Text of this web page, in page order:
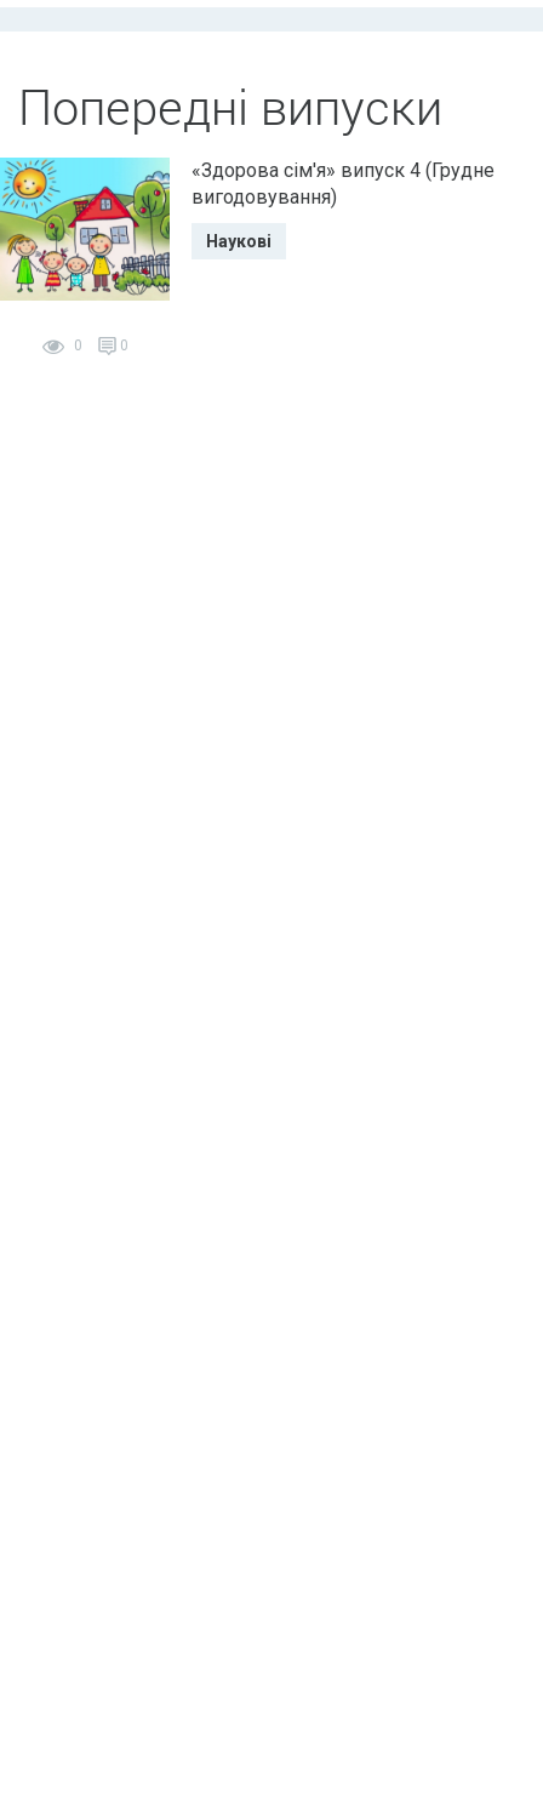
Попередні випуски
0 0
«Здорова сім'я» випуск 4 (Грудне
вигодовування)
Наукові